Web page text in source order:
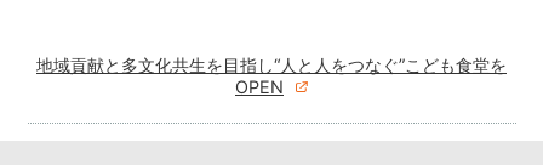
地域貢献と多文化共生を目指し“人と人をつなぐ”こども食堂を
OPEN